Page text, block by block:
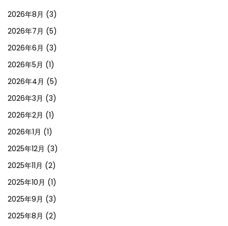
2026年8月 (3)
2026年7月 (5)
2026年6月 (3)
2026年5月 (1)
2026年4月 (5)
2026年3月 (3)
2026年2月 (1)
2026年1月 (1)
2025年12月 (3)
2025年11月 (2)
2025年10月 (1)
2025年9月 (3)
2025年8月 (2)